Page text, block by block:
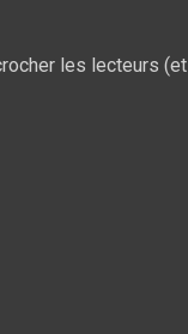
les lecteurs (et